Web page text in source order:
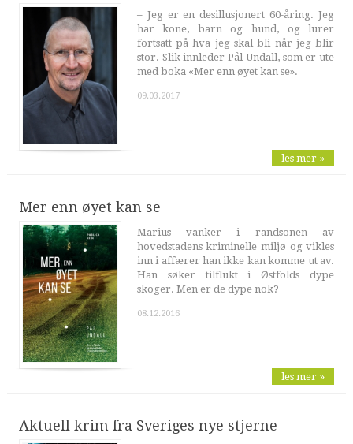
– Jeg er en desillusjonert 60-åring. Jeg
har kone, barn og hund, og lurer
fortsatt på hva jeg skal bli når jeg blir
stor. Slik innleder Pål Undall, som er ute
med boka «Mer enn øyet kan se».
09.03.2017
les mer »
Mer enn øyet kan se
Marius vanker i randsonen av
hovedstadens kriminelle miljø og vikles
inn i affærer han ikke kan komme ut av.
Han søker tilflukt i Østfolds dype
skoger. Men er de dype nok?
08.12.2016
les mer »
Aktuell krim fra Sveriges nye stjerne